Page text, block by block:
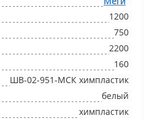
1200
750
2200
160
ШВ-02-951-МСК химпластик
белый
химпластик